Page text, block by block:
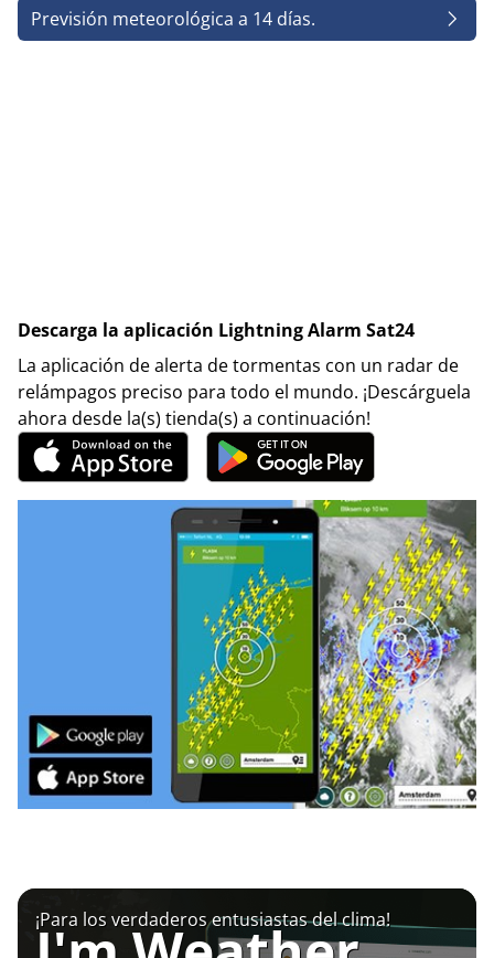
Previsión meteorológica a 14 días.
Descarga la aplicación Lightning Alarm Sat24
La aplicación de alerta de tormentas con un radar de
relámpagos preciso para todo el mundo. ¡Descárguela
ahora desde la(s) tienda(s) a continuación!
¡Para los verdaderos entusiastas del clima!